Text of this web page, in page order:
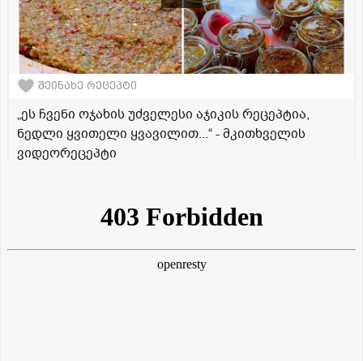
შეინახე რეცეპტი
„ეს ჩვენი ოჯახის უძველესი აჯიკის რეცეპტია,
ნედლი ყვითელი ყვავილით...“ - მკითხველის
ვიდეორეცეპტი